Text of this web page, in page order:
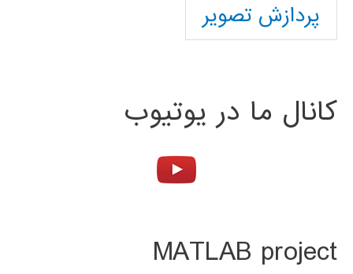
پردازش تصویر
کانال ما در یوتیوب
MATLAB project